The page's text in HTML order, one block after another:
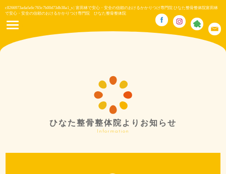
c8266973adafa6c765c7b00d73db38a1_s | 富田林で安心・安全の信頼のおけるかかりつけ専門院 ひなた整骨整体院富田林
で安心・安全の信頼のおけるかかりつけ専門院 ひなた整骨整体院
ひなた整骨整体院よりお知らせ
Information